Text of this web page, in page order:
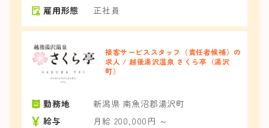
雇用形態
正社員
接客サービススタッフ（責任者候補）の
求人 / 越後湯沢温泉 さくら亭（湯沢
町）
勤務地
新潟県 南魚沼郡湯沢町
給与
月給 200,000円 ～